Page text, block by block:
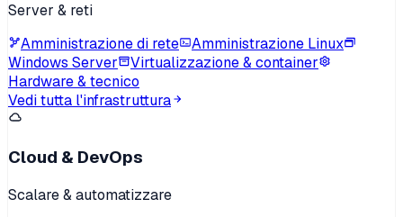
Server & reti
Amministrazione di rete
Amministrazione Linux
Windows Server
Virtualizzazione & container
Hardware & tecnico
Vedi tutta l'infrastruttura
Cloud & DevOps
Scalare & automatizzare